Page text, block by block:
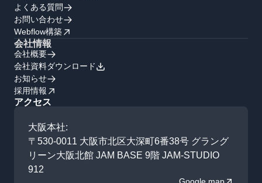
よくある質問
お問い合わせ
Webflow構築
会社情報
会社概要
会社資料ダウンロード
お知らせ
採用情報
アクセス
大阪本社:
〒530-0011 大阪市北区大深町6番38号 グラング
リーン大阪北館 JAM BASE 9階 JAM-STUDIO
912